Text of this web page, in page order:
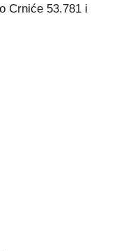
Crniće 53.781 i